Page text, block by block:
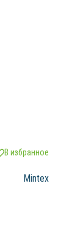
В избранное
Mintex